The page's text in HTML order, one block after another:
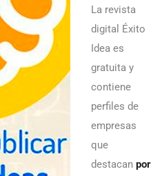
La revista
digital Éxito
Idea es
gratuita y
contiene
perfiles de
empresas
que
destacan por